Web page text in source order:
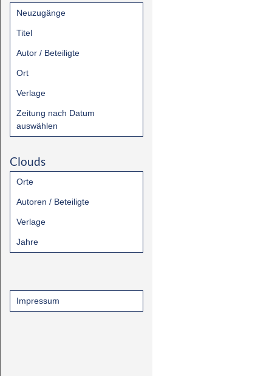
Neuzugänge
Titel
Autor / Beteiligte
Ort
Verlage
Zeitung nach Datum
auswählen
Clouds
Orte
Autoren / Beteiligte
Verlage
Jahre
Impressum